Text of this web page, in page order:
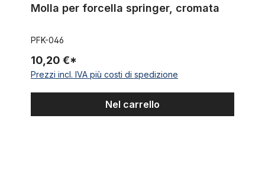
Molla per forcella springer, cromata
PFK-046
10,20 €*
Prezzi incl. IVA più costi di spedizione
Nel carrello